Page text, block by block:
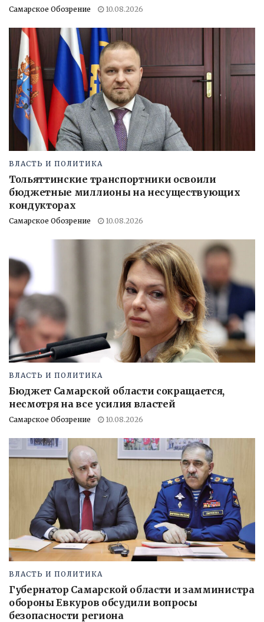
Самарское Обозрение 10.08.2026
ВЛАСТЬ И ПОЛИТИКА
Тольяттинские транспортники освоили
бюджетные миллионы на несуществующих
кондукторах
Самарское Обозрение 10.08.2026
ВЛАСТЬ И ПОЛИТИКА
Бюджет Самарской области сокращается,
несмотря на все усилия властей
Самарское Обозрение 10.08.2026
ВЛАСТЬ И ПОЛИТИКА
Губернатор Самарской области и замминистра
обороны Евкуров обсудили вопросы
безопасности региона